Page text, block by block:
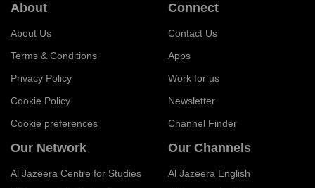
About
About Us
Terms & Conditions
Privacy Policy
Cookie Policy
Cookie preferences
Connect
Contact Us
Apps
Work for us
Newsletter
Channel Finder
Our Network
Al Jazeera Centre for Studies
Our Channels
Al Jazeera English